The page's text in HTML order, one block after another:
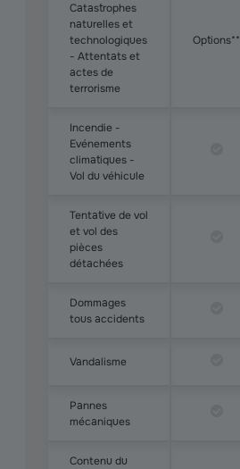
Catastrophes
naturelles et
technologiques
- Attentats et
actes de
terrorisme
Options**
Incendie -
Evénements
climatiques -
Vol du véhicule
Tentative de vol
et vol des
pièces
détachées
Dommages
tous accidents
Vandalisme
Pannes
mécaniques
Contenu du